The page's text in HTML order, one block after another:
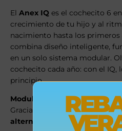
El Anex IQ es el cochecito 6
crecimiento de tu hijo y al
nacimiento hasta los primeros
combina diseño inteligente,
en un solo sistema modular.
cochecito cada año: con el IQ,
principio.
Modular y evolutivo
Gracias a su innovador
alternar entre capazo, silla